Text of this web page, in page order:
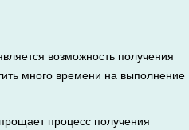
возможность получения
много времени на выполнение
процесс получения